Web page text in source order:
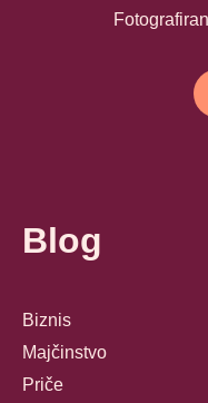
Blog
Biznis
Majčinstvo
Priče